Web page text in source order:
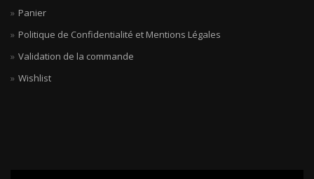
Panier
Politique de Confidentialité et Mentions Légales
Validation de la commande
Wishlist